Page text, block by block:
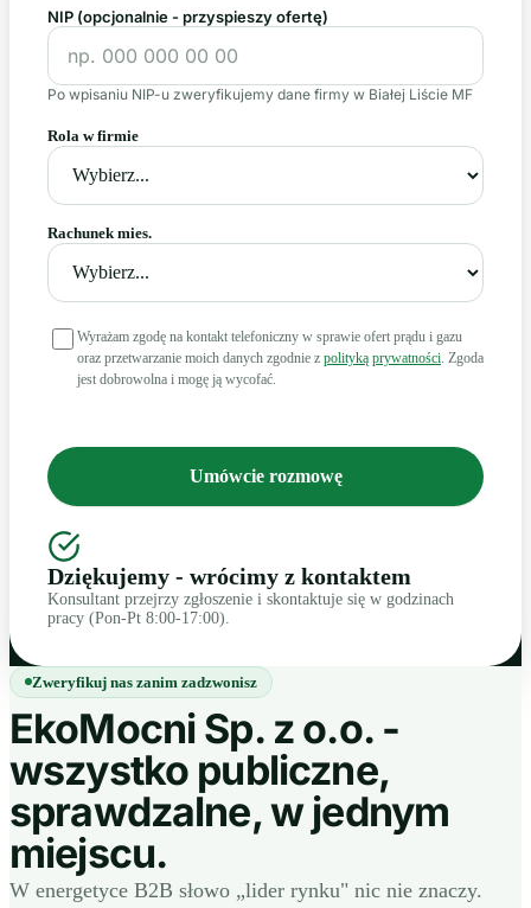
NIP (opcjonalnie - przyspieszy ofertę)
Po wpisaniu NIP-u zweryfikujemy dane firmy w Białej Liście MF
Rola w firmie
Rachunek mies.
Wyrażam zgodę na kontakt telefoniczny w sprawie ofert prądu i gazu
oraz przetwarzanie moich danych zgodnie z polityką prywatności. Zgoda
jest dobrowolna i mogę ją wycofać.
Umówcie rozmowę
Dziękujemy - wrócimy z kontaktem
Konsultant przejrzy zgłoszenie i skontaktuje się w godzinach
pracy (Pon-Pt 8:00-17:00).
Zweryfikuj nas zanim zadzwonisz
EkoMocni Sp. z o.o. -
wszystko publiczne,
sprawdzalne, w jednym
miejscu.
W energetyce B2B słowo „lider rynku" nic nie znaczy.